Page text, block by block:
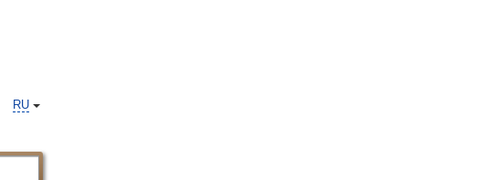
RU